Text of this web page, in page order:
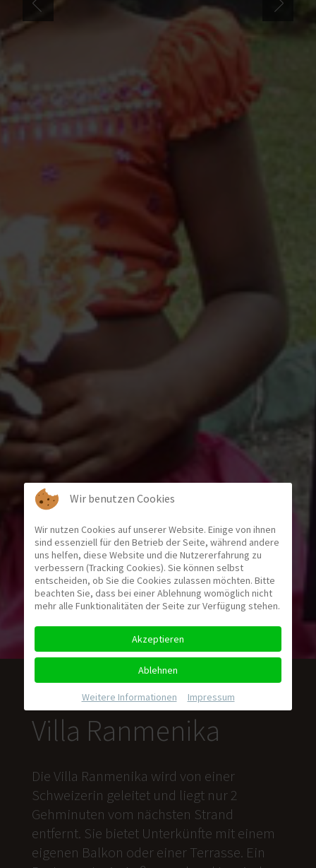
Villa Ranmenika
Die Villa Ranmenika wird von einer
Schweizerin geleitet und liegt nur 2
Gehminuten vom nächsten Strand
entfernt. Sie bietet Unterkünfte mit einem
eigenen Balkon oder einer Terrasse. Ein
Wir benutzen Cookies
Wir nutzen Cookies auf unserer Website. Einige von ihnen
sind essenziell für den Betrieb der Seite, während andere
uns helfen, diese Website und die Nutzererfahrung zu
verbessern (Tracking Cookies). Sie können selbst
entscheiden, ob Sie die Cookies zulassen möchten. Bitte
beachten Sie, dass bei einer Ablehnung womöglich nicht
mehr alle Funktionalitäten der Seite zur Verfügung stehen.
Akzeptieren
Ablehnen
Weitere Informationen Impressum